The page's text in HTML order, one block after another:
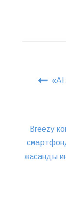
Breezy
жасанды